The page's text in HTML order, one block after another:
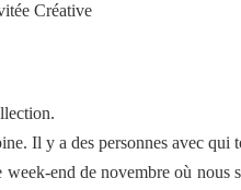
Créative
Il y a des personnes avec qui
end de novembre où nous